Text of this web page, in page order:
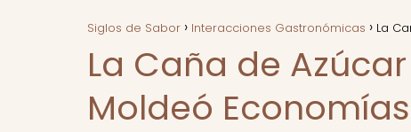
Siglos de Sabor Interacciones Gastronómicas La
La Caña de
Moldeó